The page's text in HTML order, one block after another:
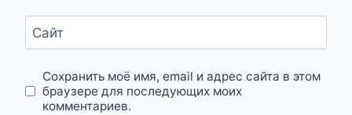
Сайт
Сохранить моё имя, email и адрес сайта в этом
браузере для последующих моих
комментариев.